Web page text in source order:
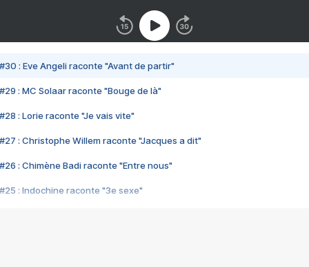
#30 : Eve Angeli raconte "Avant de partir"
#29 : MC Solaar raconte "Bouge de là"
#28 : Lorie raconte "Je vais vite"
#27 : Christophe Willem raconte "Jacques a dit"
#26 : Chimène Badi raconte "Entre nous"
#25 : Indochine raconte "3e sexe"